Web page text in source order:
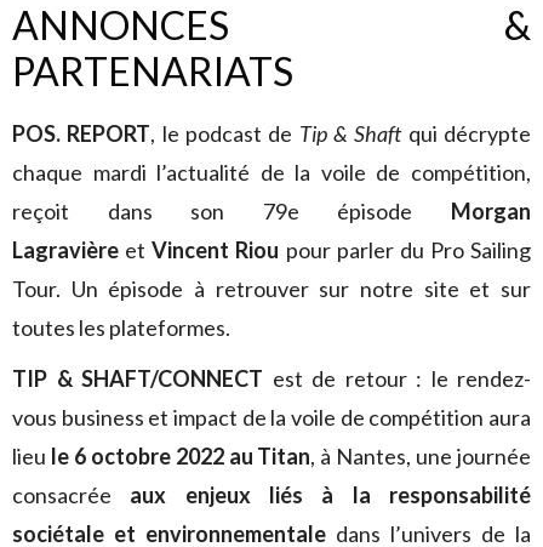
ANNONCES &
PARTENARIATS
POS. REPORT, le podcast de Tip & Shaftqui décrypte
chaque mardi l’actualité de la voile de compétition,
reçoit dans son 79e épisode Morgan
Lagravière etVincent Riou pour parler du Pro Sailing
Tour. Un épisode à retrouver sur notre site et sur
toutes les plateformes.
TIP & SHAFT/CONNECT est de retour : le rendez-
vous business et impact de la voile de compétition aura
lieu le 6 octobre 2022 au Titan, à Nantes, une journée
consacrée aux enjeux liés à la responsabilité
sociétale et environnementale dans l’univers de la